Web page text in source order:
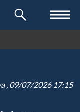
, 09/07/2026 17:15